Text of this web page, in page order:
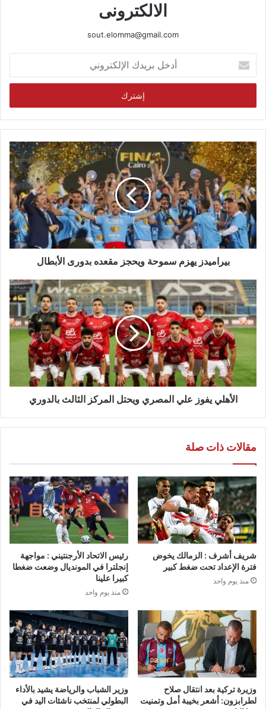
الالكترونى
sout.elomma@gmail.com
بريدك
الإلكتروني
بيراميدز يهزم سموحة ويحجز مقعده بدورى الأبطال
الأهلي يفوز علي المصري ويحتل المركز الثالث بالدوري
مقالات ذات صلة
شريف أشرف : الزمالك يخوض
فترة الإعداد تحت ضغط كبير
منذ يوم واحد
رئيس الاتحاد الأرجنتيني : مواجهة
إنجلترا في المونديال وضعت ضغطا
كبيرا علينا
منذ يوم واحد
وزيرة تركية بعد انتقال صلاح
لطرابزون: أشعر بخيبة أمل وتمنيت
وزير الشباب والرياضة يشيد بالأداء
البطولي لمنتخب ناشئات اليد في